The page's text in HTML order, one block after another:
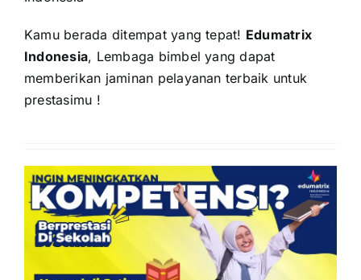
Kamu berada ditempat yang tepat! Edumatrix
Indonesia, Lembaga bimbel yang dapat
memberikan jaminan pelayanan terbaik untuk
prestasimu !